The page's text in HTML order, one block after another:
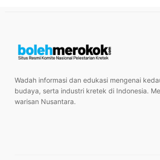
Wadah informasi dan edukasi mengenai
budaya, serta industri kretek di Indonesia.
warisan Nusantara.